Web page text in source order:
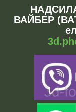
ВАЙБЕР